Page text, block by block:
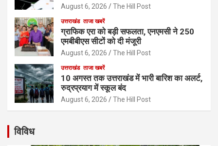
August 6, 2026 The Hill Post
उत्तराखंड ताजा खबरें
ग्राफिक एरा को बड़ी सफलता, एनएमसी ने 250
एमबीबीएस सीटों को दी मंजूरी
August 6, 2026 The Hill Post
उत्तराखंड ताजा खबरें
10 अगस्त तक उत्तराखंड में भारी बारिश का अलर्ट,
रुद्रप्रयाग में स्कूल बंद
August 6, 2026 The Hill Post
विविध